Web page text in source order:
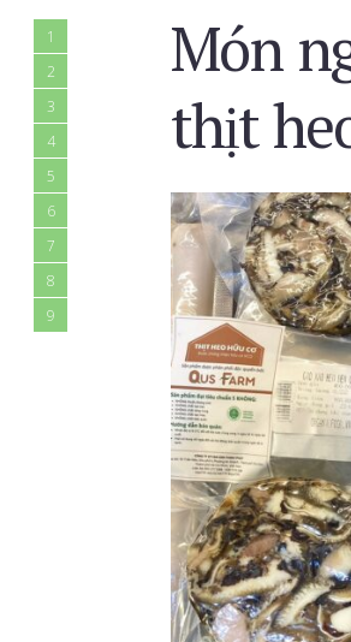
1
2
3
4
5
6
7
8
9
Món
thịt